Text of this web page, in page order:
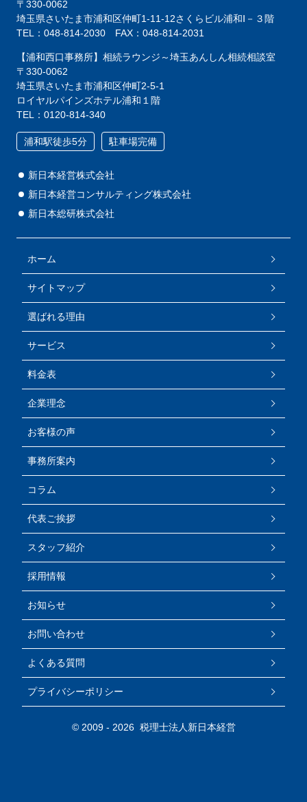
〒330-0062
埼玉県さいたま市浦和区仲町1-11-12さくらビル浦和Ⅰ－３階
TEL：048-814-2030
FAX：048-814-2031
【浦和西口事務所】相続ラウンジ～埼玉あんしん相続相談室
〒330-0062
埼玉県さいたま市浦和区仲町2-5-1
ロイヤルパインズホテル浦和１階
TEL：0120-814-340
浦和駅徒歩5分 駐車場完備
新日本経営株式会社
新日本経営コンサルティング株式会社
新日本総研株式会社
ホーム
サイトマップ
選ばれる理由
サービス
料金表
企業理念
お客様の声
事務所案内
コラム
代表ご挨拶
スタッフ紹介
採用情報
お知らせ
お問い合わせ
よくある質問
プライバシーポリシー
© 2009 - 2026 税理士法人新日本経営